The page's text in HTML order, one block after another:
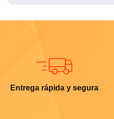
Entrega rápida y segura